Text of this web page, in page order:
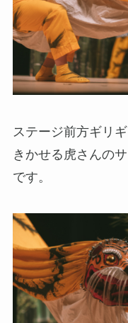
ステージ前方ギリ
きかせる虎さんの
です。